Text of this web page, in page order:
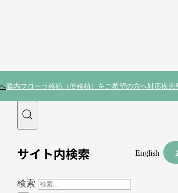
腸内フローラ移植（便移植）をご希望の方へ対応疾患
サイト内検索
検索
English